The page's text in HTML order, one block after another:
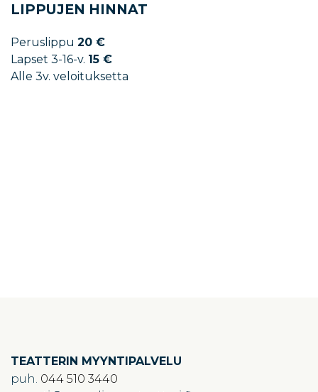
LIPPUJEN HINNAT
Peruslippu 20 €
Lapset 3-16-v. 15 €
Alle 3v. veloituksetta
TEATTERIN MYYNTIPALVELU
puh. 044 510 3440